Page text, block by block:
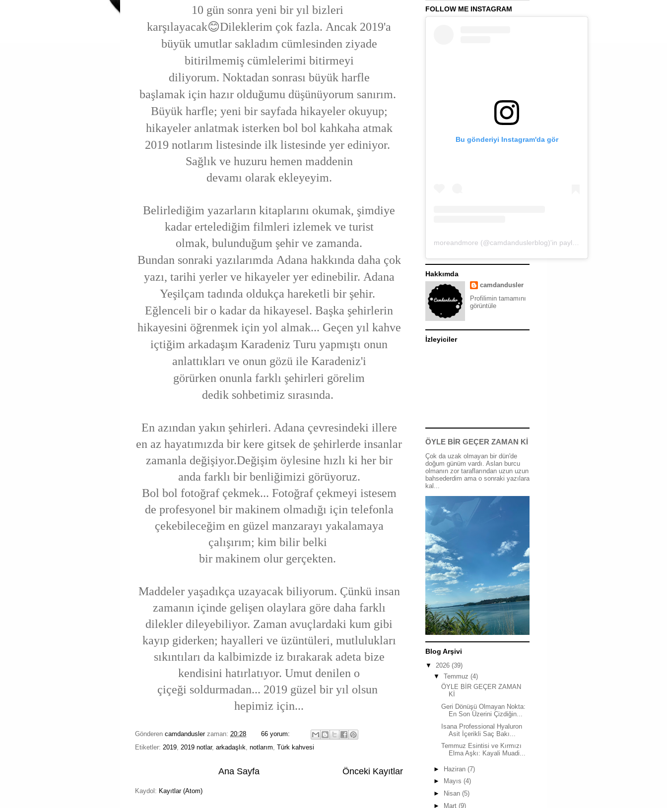
10 gün sonra yeni bir yıl bizleri
karşılayacak😊Dileklerim çok fazla. Ancak 2019'a
büyük umutlar sakladım cümlesinden ziyade
bitirilmemiş cümlelerimi bitirmeyi
diliyorum. Noktadan sonrası büyük harfle
başlamak için hazır olduğumu düşünüyorum sanırım.
Büyük harfle; yeni bir sayfada hikayeler okuyup;
hikayeler anlatmak isterken bol bol kahkaha atmak
2019 notlarım listesinde ilk listesinde yer ediniyor.
Sağlık ve huzuru hemen maddenin
devamı olarak ekleyeyim.
Belirlediğim yazarların kitaplarını okumak, şimdiye
kadar ertelediğim filmleri izlemek ve turist
olmak, bulunduğum şehir ve zamanda.
Bundan sonraki yazılarımda Adana hakkında daha çok
yazı, tarihi yerler ve hikayeler yer edinebilir. Adana
Yeşilçam tadında oldukça hareketli bir şehir.
Eğlenceli bir o kadar da hikayesel. Başka şehirlerin
hikayesini öğrenmek için yol almak... Geçen yıl kahve
içtiğim arkadaşım Karadeniz Turu yapmıştı onun
anlattıkları ve onun gözü ile Karadeniz'i
görürken onunla farklı şehirleri görelim
dedik sohbetimiz sırasında.
En azından yakın şehirleri. Adana çevresindeki illere
en az hayatımızda bir kere gitsek de şehirlerde insanlar
zamanla değişiyor.Değişim öylesine hızlı ki her bir
anda farklı bir benliğimizi görüyoruz.
Bol bol fotoğraf çekmek... Fotoğraf çekmeyi istesem
de profesyonel bir makinem olmadığı için telefonla
çekebileceğim en güzel manzarayı yakalamaya
çalışırım; kim bilir belki
bir makinem olur gerçekten.
Maddeler yaşadıkça uzayacak biliyorum. Çünkü insan
zamanın içinde gelişen olaylara göre daha farklı
dilekler dileyebiliyor. Zaman avuçlardaki kum gibi
kayıp giderken; hayalleri ve üzüntüleri, mutlulukları
sıkıntıları da kalbimizde iz bırakarak adeta bize
kendisini hatırlatıyor. Umut denilen o
çiçeği soldurmadan... 2019 güzel bir yıl olsun
hepimiz için...
Gönderen camdandusler zaman: 20:28
66 yorum:
Etiketler: 2019 2019 notlar, arkadaşlık notlarım Türk kahvesi
Önceki Kayıtlar
Ana Sayfa
Kaydol: Kayıtlar (Atom)
FOLLOW ME INSTAGRAM
Bu gönderiyi Instagram'da gör
Hakkımda
camdandusler
Profilimin tamamını
görüntüle
İzleyiciler
ÖYLE BİR GEÇER ZAMAN Kİ
Çok da uzak olmayan bir dün'de
doğum günüm vardı. Aslan burcu
olmanın zor taraflarından uzun uzun
bahsederdim ama o sonraki yazılara
kal...
Blog Arşivi
▼ 2026 (39)
▼ Temmuz (4)
ÖYLE BİR GEÇER ZAMAN
Kİ
Geri Dönüşü Olmayan Nokta:
En Son Üzerini Çizdiğin...
Isana Professional Hyaluron
Asit İçerikli Saç Bakı...
Temmuz Esintisi ve Kırmızı
Elma Aşkı: Kayali Muadi...
► Haziran (7)
►
Mayıs (4)
►
Nisan (5)
►
Mart (9)